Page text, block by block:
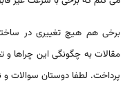
برخی هم هیچ تغییری در
مقالات به چگونگی این چراها
پرداخت. لطفا دوستان سوالات و